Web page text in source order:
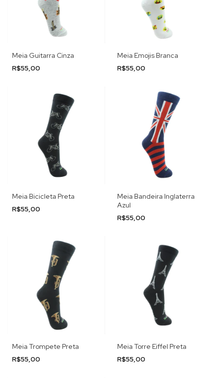
Meia Guitarra Cinza
R$55,00
Meia Emojis Branca
R$55,00
Meia Bicicleta Preta
R$55,00
Meia Bandeira Inglaterra
Azul
R$55,00
Meia Trompete Preta
R$55,00
Meia Torre Eiffel Preta
R$55,00